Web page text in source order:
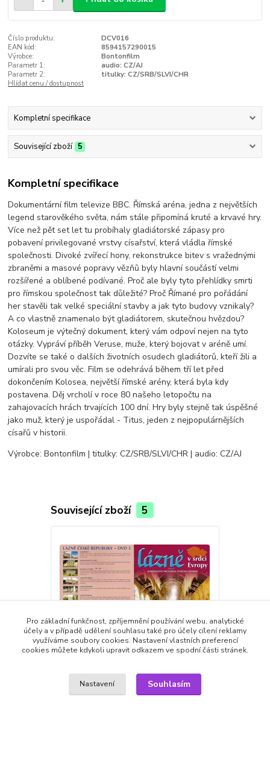
Číslo produktu:
DCV016
EAN kód:
8594157290015
Výrobce:
Bontonfilm
Parametr 1:
audio: CZ/AJ
Parametr 2:
titulky: CZ/SRB/SLVI/CHR
Hlídat cenu / dostupnost
Kompletní specifikace
Související zboží 5
Kompletní specifikace
Dokumentární film televize BBC. Římská aréna, jedna z největších
legend starověkého světa, nám stále připomíná kruté a krvavé hry.
Více než pět set let tu probíhaly gladiátorské zápasy pro
pobavení privilegované vrstvy císařství, která vládla římské
společnosti. Divoké zvířecí hony, rekonstrukce bitev s vražednými
zbraněmi a masové popravy vězňů byly hlavní součástí velmi
rozšířené a oblíbené podívané. Proč ale byly tyto přehlídky smrti
pro římskou společnost tak důležité? Proč Římané pro pořádání
her stavěli tak velké speciální stavby a jak tyto budovy vznikaly?
A co vlastně znamenalo být gladiátorem, skutečnou hvězdou?
Koloseum je výtečný dokument, který vám odpoví nejen na tyto
otázky. Vypráví příběh Veruse, muže, který bojovat v aréně umí.
Dozvíte se také o dalších životních osudech gladiátorů, kteří žili a
umírali pro svou věc. Film se odehrává během tří let před
dokončením Kolosea, největší římské arény, která byla kdy
postavena. Děj vrcholí v roce 80 našeho letopočtu na
zahajovacích hrách trvajících 100 dní. Hry byly stejně tak úspěšné
jako muž, který je uspořádal - Titus, jeden z nejpopulárnějších
císařů v historii.
Výrobce: Bontonfilm | titulky: CZ/SRB/SLVI/CHR | audio: CZ/AJ
Související zboží 5
Pro základní funkčnost, zpříjemnění používání webu, analytické
účely a v případě udělení souhlasu také pro účely cílení reklamy
využíváme soubory cookies. Nastavení vlastních preferencí
cookies můžete kdykoli upravit odkazem ve spodní části stránek.
Nastavení Souhlasím